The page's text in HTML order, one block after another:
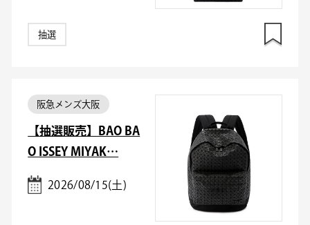
抽選
阪急メンズ大阪
【抽選販売】BAO BA
O ISSEY MIYAK…
2026/08/15(土)